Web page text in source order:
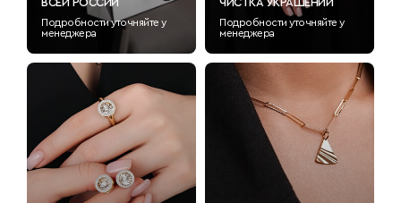
Подробности уточняйте у
менеджера
Подробности уточняйте у
менеджера